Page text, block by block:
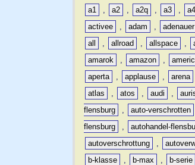
a1
, a2 , a2q , a3 , a4
activee
, adam , adenauer
all
, allroad , allspace ,
amarok
, amazon ,
aperta
, applause , arena
atlas
, atos , audi ,
flensburg
, auto-verschrotten
flensburg
, autohandel-
autoverschrottung
,
b-klasse
, b-max , b-serie